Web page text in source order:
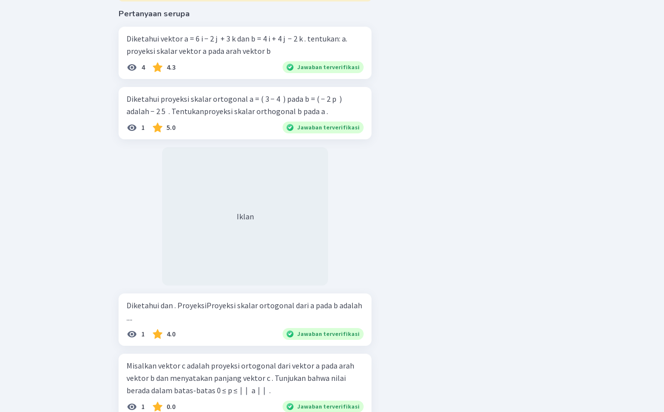
Pertanyaan serupa
Diketahui vektor a = 6 i − 2 j ​ + 3 k dan b = 4 i + 4 j ​ − 2 k . tentukan: a.
proyeksi skalar vektor a pada arah vektor b
4 4.3 Jawaban terverifikasi
Diketahui proyeksi skalar ortogonal a = ( 3 − 4 ​ ) pada b = ( − 2 p ​ )
adalah − 2 5 ​ . Tentukanproyeksi skalar orthogonal b pada a .
1 5.0 Jawaban terverifikasi
Iklan
Diketahui dan . ProyeksiProyeksi skalar ortogonal dari a pada b adalah
....
1 4.0 Jawaban terverifikasi
Misalkan vektor c adalah proyeksi ortogonal dari vektor a pada arah
vektor b dan menyatakan panjang vektor c . Tunjukan bahwa nilai
berada dalam batas-batas 0 ≤ p ≤ ∣ ∣ ​ a ∣ ∣ ​ .
1 0.0 Jawaban terverifikasi